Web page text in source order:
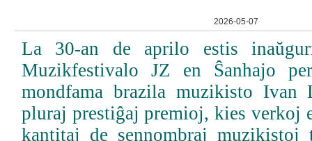
2026-05-07
La 30-an de aprilo estis
Muzikfestivalo JZ en Ŝanhajo
mondfama brazila muzikisto Ivan
pluraj prestiĝaj premioj, kies verkoj
kantitaj de sennombraj